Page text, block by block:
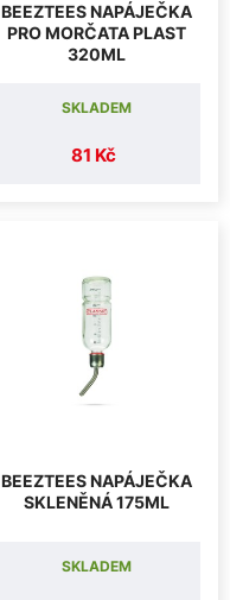
BEEZTEES NAPÁJEČKA
PRO MORČATA PLAST
320ML
81 Kč
SKLADEM
BEEZTEES NAPÁJEČKA
SKLENĚNÁ 175ML
SKLADEM